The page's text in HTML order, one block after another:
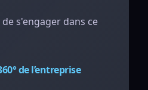
s'engager dans ce
de l’entreprise